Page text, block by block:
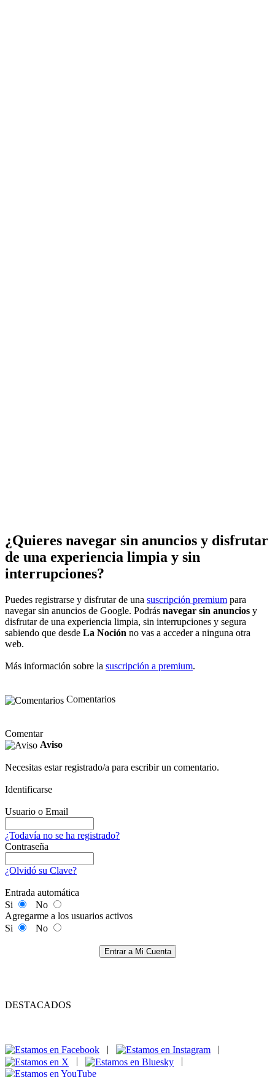
¿Quieres navegar sin anuncios y disfrutar
de una experiencia limpia y sin
interrupciones?
Puedes registrarse y disfrutar de una suscripción premium para
navegar sin anuncios de Google. Podrás navegar sin anuncios y
disfrutar de una experiencia limpia, sin interrupciones y segura
sabiendo que desde La Noción no vas a acceder a ninguna otra
web.
Más información sobre la suscripción a premium.
Comentarios
Comentar
Aviso
Necesitas estar registrado/a para escribir un comentario.
Identificarse
Usuario o Email
¿Todavía no se ha registrado?
Contraseña
¿Olvidó su Clave?
Entrada automática
Si
No
Agregarme a los usuarios activos
Si
No
Entrar a Mi Cuenta
DESTACADOS
|
|
|
|